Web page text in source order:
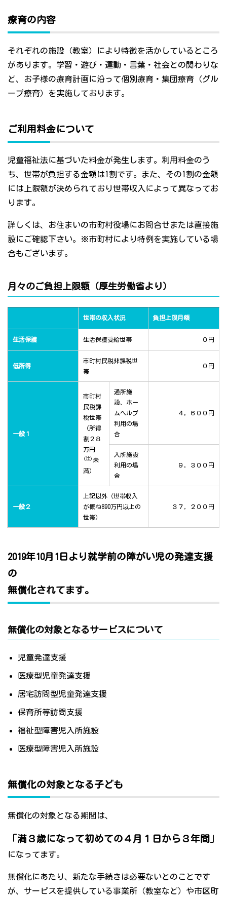
療育の内容
それぞれの施設（教室）により特徴を活かしているところ
があります。学習・遊び・運動・言葉・社会との関わりな
ど、お子様の療育計画に沿って個別療育・集団療育（グル
ープ療育）を実施しております。
ご利用料金について
児童福祉法に基づいた料金が発生します。利用料金のう
ち、世帯が負担する金額は1割です。また、その1割の金額
には上限額が決められており世帯収入によって異なってお
ります。
詳しくは、お住まいの市町村役場にお問合せまたは直接施
設にご確認下さい。※市町村により特例を実施している場
合もございます。
月々のご負担上限額（厚生労働省より）
世帯の収入状況 負担上限月額
生活保護 生活保護受給世帯 ０円
低所得
市町村民税非課税世
帯
０円
一般１
市町村
民税課
税世帯
（所得
割２８
万円
(注) 未
満）
通所施
設、ホー
ムヘルプ
利用の場
合
４，６００円
入所施設
利用の場
合
９，３００円
一般２
上記以外（世帯収入
が概ね890万円以上の
世帯）
３７，２００円
2019年10月1日より就学前の障がい児の発達支援
の
無償化されてます。
無償化の対象となるサービスについて
児童発達支援
医療型児童発達支援
居宅訪問型児童発達支援
保育所等訪問支援
福祉型障害児入所施設
医療型障害児入所施設
無償化の対象となる子ども
無償化の対象となる期間は、
「満３歳になって初めての４月１日から３年間」
になってます。
無償化にあたり、新たな手続きは必要ないとのことです
が、サービスを提供している事業所（教室など）や市区町